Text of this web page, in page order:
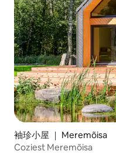
袖珍小屋 ｜ Meremõisa
Coziest Meremõisa